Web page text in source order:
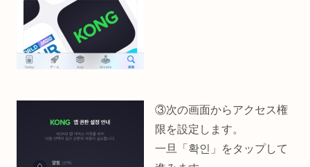
③次の画面からアクセス権
限を設定します。
一旦「확인」をタップして